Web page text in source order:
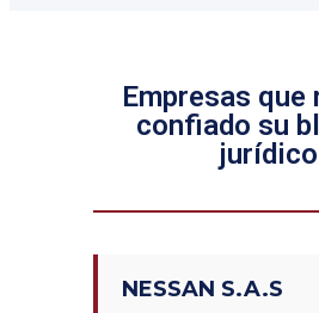
Empresas que
confiado su
jurídico
NESSAN S.A.S